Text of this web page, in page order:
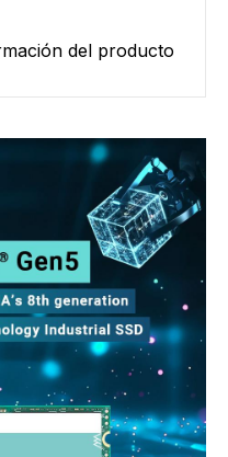
del producto